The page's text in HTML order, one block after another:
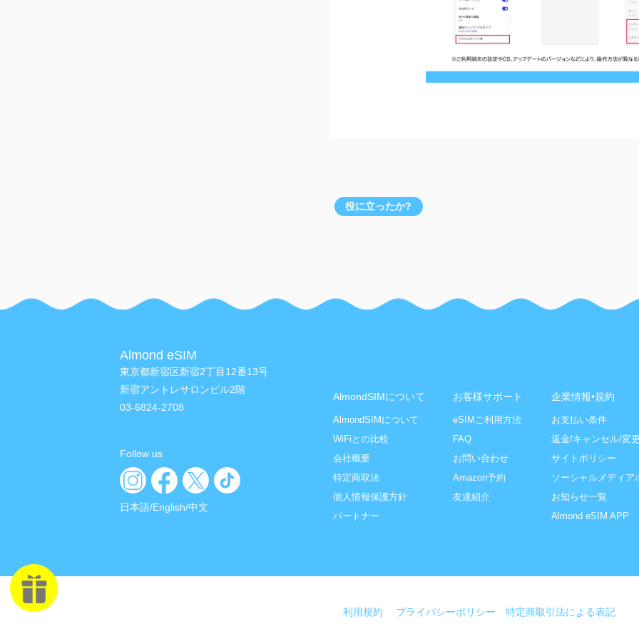
役に立ったか?
Almond eSIM
東京都新宿区新宿2丁目12番13号
新宿アントレサロンビル2階
03-6824-2708
AlmondSIMについて
AlmondSIMについて
WiFiとの比較
会社概要
特定商取法
個人情報保護方針
パートナー
お客様サポート
eSIMご利用方法
FAQ
お問い合わせ
Amazon予約
友達紹介
企業情報•規約
お支払い条件
返金/キャンセル/変
サイトポリシー
ソーシャルメディア
お知らせ一覧
Almond eSIM APP
Follow us
日本語/English/中文
利用規約 プライバシーポリシー 特定商取引法による表記